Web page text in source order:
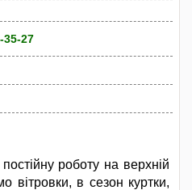
35-27
роботу на верхній
вітровки, в сезон куртки,